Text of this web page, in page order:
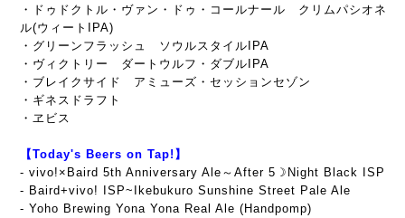
・ドゥドクトル・ヴァン・ドゥ・コールナール クリムパシオネ
ル(ウィートIPA)
・グリーンフラッシュ ソウルスタイルIPA
・ヴィクトリー ダートウルフ・ダブルIPA
・ブレイクサイド アミューズ・セッションセゾン
・ギネスドラフト
・ヱビス
【Today's Beers on Tap!】
- vivo!×Baird 5th Anniversary Ale～After 5☽Night Black ISP
- Baird+vivo! ISP~Ikebukuro Sunshine Street Pale Ale
- Yoho Brewing Yona Yona Real Ale (Handpomp)